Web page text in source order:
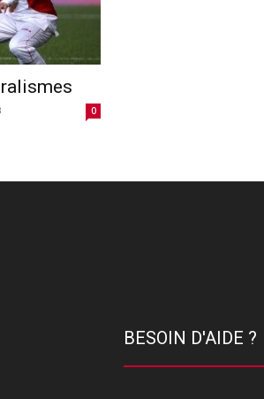
0
BESOIN D'AIDE ?